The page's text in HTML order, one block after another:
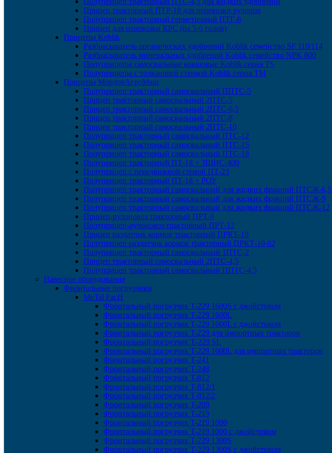
Прицеп тракторный ПТР-18 для перевозки рулонов
Полуприцеп тракторный герметичный ПТГ-6
Прицеп для перевозки КРС (на 5-6 голов)
Прицепы Koblik
Разбрасыватель органических удобрений Koblik семейство SF 110/114
Разбрасыватель минеральных удобрений Koblik семейство NPK 800
Полуприцепы самосвальные ковшовые Koblik серия TS
Полуприцепы с толкающей стенкой Koblik серия TM
Прицепы МордовАгроМаш
Полуприцеп тракторный самосвальный ППТС-5
Прицеп тракторный самосвальный 2ПТС-5
Прицеп тракторный самосвальный 2ПТС-6,5
Прицеп тракторный самосвальный 2ПТС-8
Прицеп тракторный самосвальный 2ПТС-10
Полуприцеп тракторный самосвальный ПТС-12
Полуприцеп тракторный самосвальный ПТС-15
Полуприцеп тракторный самосвальный ПТС-18
Полуприцеп тракторный ПТ-18 + ЗШНС-400
Полуприцеп с передвижной стеной ПТ-23
Полуприцеп тракторный ПТ-18 + РОУ
Полуприцеп тракторный самосвальный для жидких фракций ПТСЖ-6,5
Полуприцеп тракторный самосвальный для жидких фракций ПТСЖ-9
Полуприцеп тракторный самосвальный для жидких фракций ПТСЖ-12
Прицеп-рулоновоз тракторный ПРТ-8
Полуприцеп-рулоновоз тракторный ПРТ-12
Прицеп раздатчик кормов тракторный ПРКТ-10
Полуприцеп раздатчик кормов тракторный ПРКТ-10-02
Полуприцеп тракторный самосвальный 1ПТС-2
Прицеп тракторный самосвальный 2ПТС-4,5
Полуприцеп тракторный самосвальный ППТС-4,5
Навесное оборудование
Фронтальные погрузчики
MeTal FacH
Фронтальный погрузчик T-229 1600S с джойстиком
Фронтальный погрузчик T-229 1600L
Фронтальный погрузчик T-229 1600L с джойстиком
Фронтальный погрузчик T-229 для импортных тракторов
Фронтальный погрузчик Т-229 SL
Фронтальный погрузчик T-229 1600L для импортных тракторов
Фронтальный погрузчик T-241
Фронтальный погрузчик T-248
Фронтальный погрузчик T-812
Фронтальный погрузчик T-812/1
Фронтальный погрузчик T-812/2
Фронтальный погрузчик T-209
Фронтальный погрузчик T-219
Фронтальный погрузчик T-219 1000
Фронтальный погрузчик T-219 1000 с джойстиком
Фронтальный погрузчик T-229 1300S
Фронтальный погрузчик T-229 1300S с джойстиком